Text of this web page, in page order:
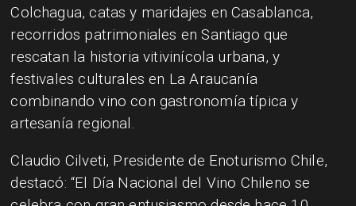
Colchagua, catas y maridajes en Casablanca,
recorridos patrimoniales en Santiago que
rescatan la historia vitivinícola urbana, y
festivales culturales en La Araucanía
combinando vino con gastronomía típica y
artesanía regional.
Claudio Cilveti, Presidente de Enoturismo Chile,
destacó: “El Día Nacional del Vino Chileno se